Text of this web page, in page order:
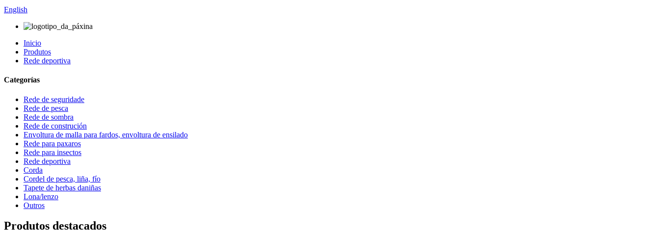
English
Inicio
Produtos
Rede deportiva
Categorías
Rede de seguridade
Rede de pesca
Rede de sombra
Rede de construción
Envoltura de malla para fardos, envoltura de ensilado
Rede para paxaros
Rede para insectos
Rede deportiva
Corda
Cordel de pesca, liña, fío
Tapete de herbas daniñas
Lona/lenzo
Outros
Produtos destacados